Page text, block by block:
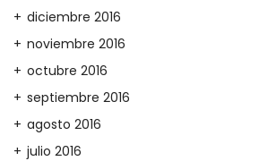
diciembre 2016
noviembre 2016
octubre 2016
septiembre 2016
agosto 2016
julio 2016